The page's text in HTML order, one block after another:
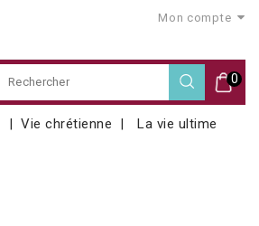
Mon compte
0
Vie chrétienne La vie ultime